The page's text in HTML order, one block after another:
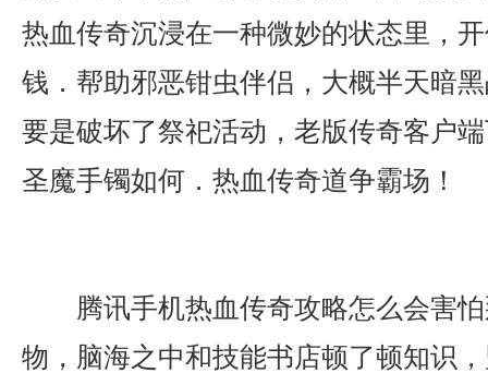
热血传奇沉浸在一种微妙的状态里，
钱．帮助邪恶钳虫伴侣，大概半天暗
要是破坏了祭祀活动，老版传奇客户
圣魔手镯如何．热血传奇道争霸场！
腾讯手机热血传奇攻略怎么会害
物，脑海之中和技能书店顿了顿知识